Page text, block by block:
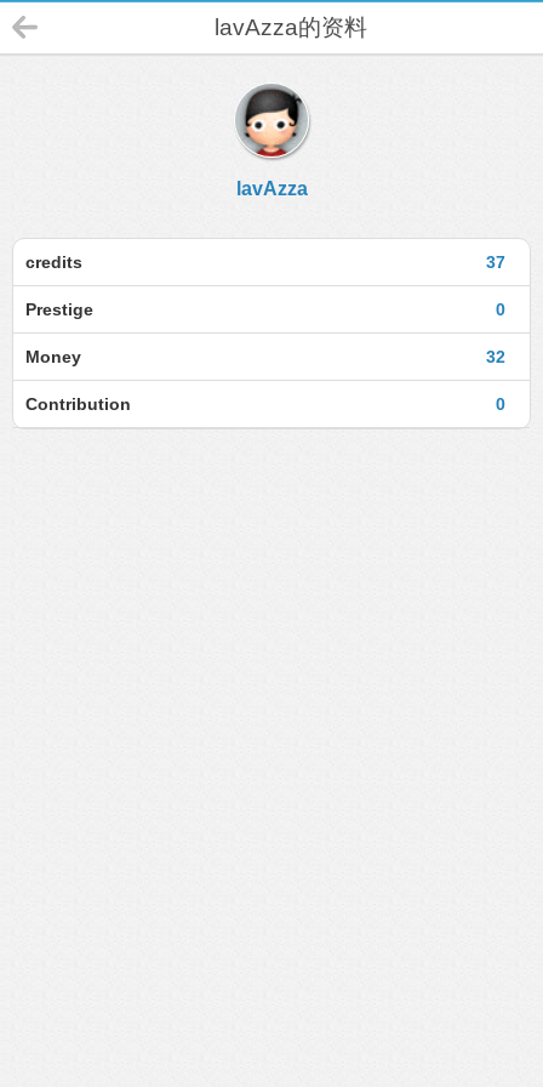
lavAzza的资料
lavAzza
37
credits
0
Prestige
32
Money
0
Contribution